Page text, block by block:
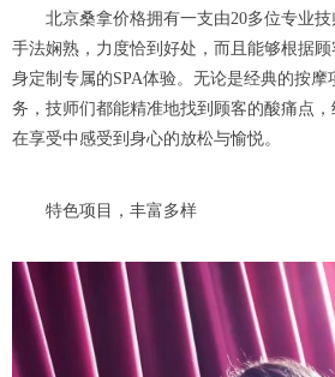
北京桑拿价格拥有一支由20多位专业技
手法娴熟，力度恰到好处，而且能够根据
身定制专属的SPA体验。无论是经典的按
务，技师们都能精准地找到顾客的酸痛点
在享受中感受到身心的放松与愉悦。
特色项目，丰富多样